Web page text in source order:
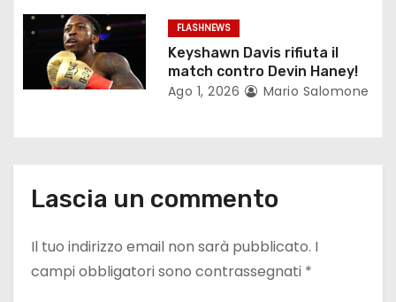
c
l
FLASHNEWS
Keyshawn Davis rifiuta il
match contro Devin Haney!
Ago 1, 2026 Mario Salomone
Lascia un commento
Il tuo indirizzo email non sarà pubblicato. I
campi obbligatori sono contrassegnati *